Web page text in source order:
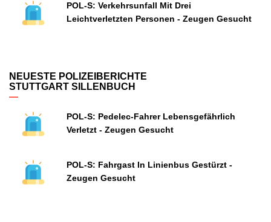
POL-S: Verkehrsunfall Mit Drei
Leichtverletzten Personen - Zeugen Gesucht
NEUESTE POLIZEIBERICHTE
STUTTGART SILLENBUCH
POL-S: Pedelec-Fahrer Lebensgefährlich
Verletzt - Zeugen Gesucht
POL-S: Fahrgast In Linienbus Gestürzt -
Zeugen Gesucht